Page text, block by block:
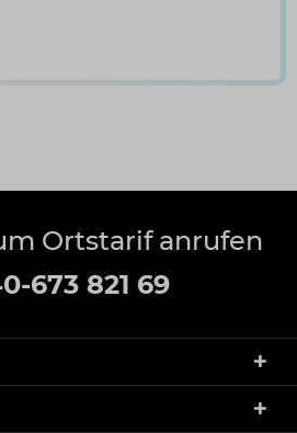
Ortstarif anrufen
673 821 69